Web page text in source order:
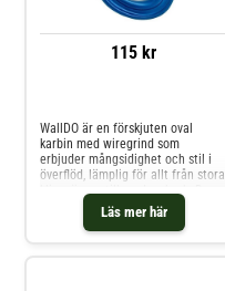
115 kr
Läs mer här
WallDO är en förskjuten oval
karbin med wiregrind som
erbjuder mångsidighet och stil i
överflöd, lämplig för allt från stora
klippväggar till vardagsbruk. Den
har utvecklats som en allsidig
arbetshäst – en karbin som
presterar i alla tänkbara